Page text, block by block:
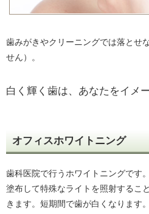
歯みがきやクリーニングでは落とせ
せん）。
白く輝く歯は、あなたをイメ
オフィスホワイトニング
歯科医院で行うホワイトニングです
塗布して特殊なライトを照射するこ
きます。短期間で歯が白くなります。